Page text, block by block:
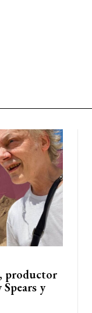
productor
y